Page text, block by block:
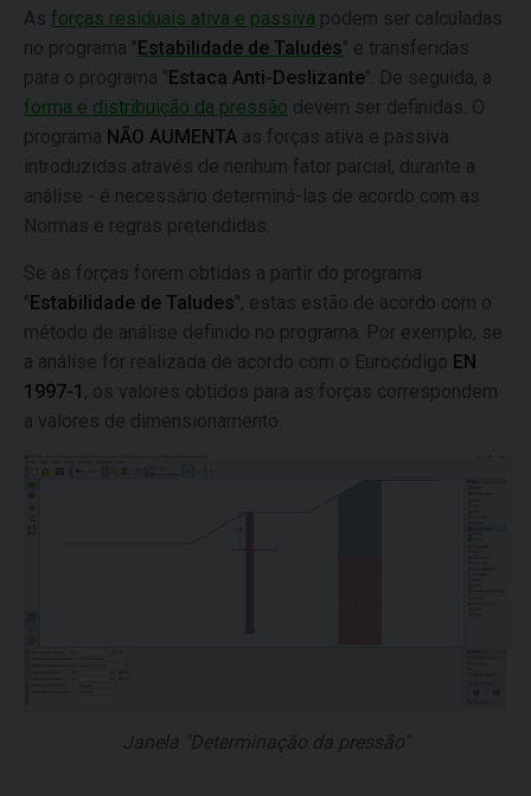
As forças residuais ativa e passiva podem ser calculadas
no programa "Estabilidade de Taludes" e transferidas
para o programa "Estaca Anti-Deslizante". De seguida, a
forma e distribuição da pressão devem ser definidas. O
programa NÃO AUMENTA as forças ativa e passiva
introduzidas através de nenhum fator parcial, durante a
análise - é necessário determiná-las de acordo com as
Normas e regras pretendidas.
Se as forças forem obtidas a partir do programa
"Estabilidade de Taludes", estas estão de acordo com o
método de análise definido no programa. Por exemplo, se
a análise for realizada de acordo com o Eurocódigo EN
1997-1 , os valores obtidos para as forças correspondem
a valores de dimensionamento.
Janela "Determinação da pressão"